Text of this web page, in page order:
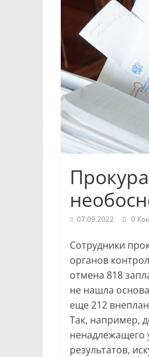
Республики
Чебоксар.
События
и
происшествия,
интервью,
инсайды.
07.09.2022 0
Сотрудники
органов
отмена 818
не нашла
еще 212
Так, например,
ненадлежащего
результатов,